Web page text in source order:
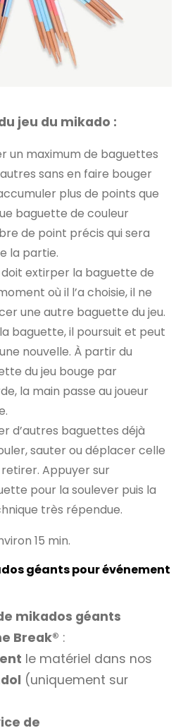
jeu du mikado :
un maximum de baguettes
sans en faire bouger
plus de points que
baguette de couleur
de point précis qui sera
la partie.
doit extirper la baguette de
où il l’a choisie, il ne
une autre baguette du jeu.
baguette, il poursuit et peut
nouvelle. À partir du
du jeu bouge par
la main passe au joueur
d’autres baguettes déjà
sauter ou déplacer celle
Appuyer sur
pour la soulever puis la
très répendue.
15 min.
géants pour événement
mikados géants
Break® :
le matériel dans nos
(uniquement sur
de